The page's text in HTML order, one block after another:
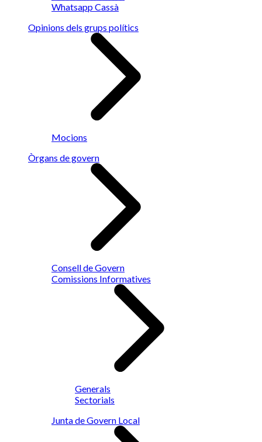
Whatsapp Cassà
Opinions dels grups polítics
Mocions
Òrgans de govern
Consell de Govern
Comissions Informatives
Generals
Sectorials
Junta de Govern Local